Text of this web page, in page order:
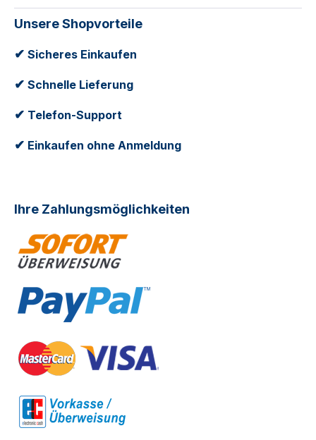
Unsere Shopvorteile
✔ Sicheres Einkaufen
✔ Schnelle Lieferung
✔ Telefon-Support
✔ Einkaufen ohne Anmeldung
Ihre Zahlungsmöglichkeiten